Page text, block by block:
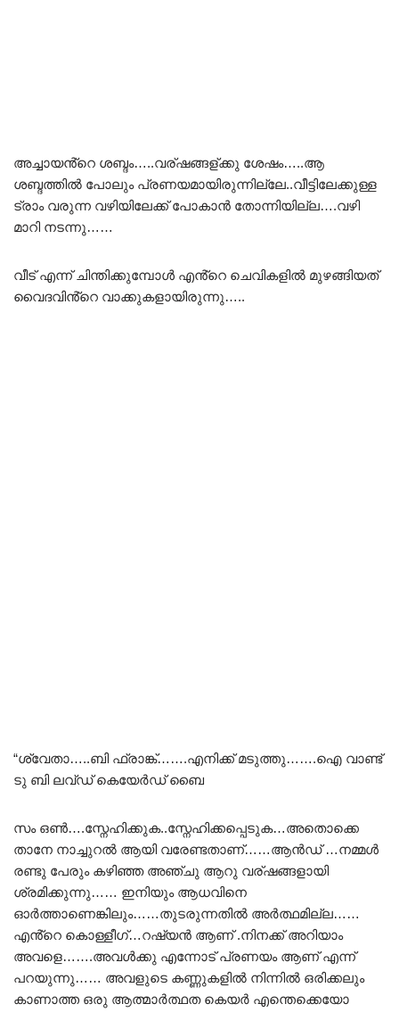
അച്ചായൻ്റെ ശബ്ദം…..വര്ഷങ്ങള്ക്കു ശേഷം…..ആ
ശബ്ദത്തിൽ പോലും പ്രണയമായിരുന്നില്ലേ..വീട്ടിലേക്കുള്ള
ട്രാം വരുന്ന വഴിയിലേക്ക് പോകാൻ തോന്നിയില്ല….വഴി
മാറി നടന്നു……
വീട് എന്ന് ചിന്തിക്കുമ്പോൾ എൻ്റെ ചെവികളിൽ മുഴങ്ങിയത്
വൈദവിൻ്റെ വാക്കുകളായിരുന്നു…..
“ശ്വേതാ…..ബി ഫ്രാങ്ക്…….എനിക്ക് മടുത്തു…….ഐ വാണ്ട്
ടു ബി ലവ്ഡ് കെയേർഡ് ബൈ
സം ഒൺ….സ്നേഹിക്കുക..സ്നേഹിക്കപ്പെടുക…അതൊക്കെ
താനേ നാച്ചുറൽ ആയി വരേണ്ടതാണ്……ആൻഡ് …നമ്മൾ
രണ്ടു പേരും കഴിഞ്ഞ അഞ്ചു ആറു വര്ഷങ്ങളായി
ശ്രമിക്കുന്നു…… ഇനിയും ആധവിനെ
ഓർത്താണെങ്കിലും……തുടരുന്നതിൽ അർത്ഥമില്ല……
എൻ്റെ കൊള്ളീഗ്…റഷ്യൻ ആണ് .നിനക്ക് അറിയാം
അവളെ…….അവൾക്കു എന്നോട് പ്രണയം ആണ് എന്ന്
പറയുന്നു…… അവളുടെ കണ്ണുകളിൽ നിന്നിൽ ഒരിക്കലും
കാണാത്ത ഒരു ആത്മാർത്ഥത കെയർ എന്തെക്കെയോ